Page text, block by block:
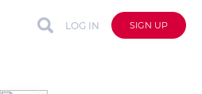
LOG IN SIGN UP